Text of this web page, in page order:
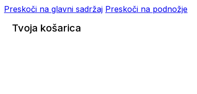
Preskoči na glavni sadržaj Preskoči na podnožje
Tvoja košarica